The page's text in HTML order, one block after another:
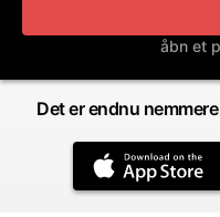
åbn et
Det er endnu